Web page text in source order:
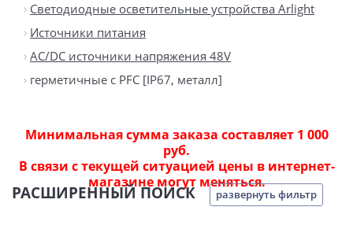
Светодиодные осветительные устройства Arlight
Источники питания
AC/DC источники напряжения 48V
герметичные с PFC [IP67, металл]
Минимальная сумма заказа составляет 1 000
руб.
В связи с текущей ситуацией цены в интернет-
магазине могут меняться.
РАСШИРЕННЫЙ ПОИСК развернуть фильтр